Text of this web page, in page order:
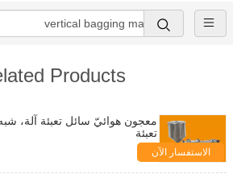
Products
معجون هوائيّ سائل تعبئة آلة،
تعبئة
الاستفسار الآن